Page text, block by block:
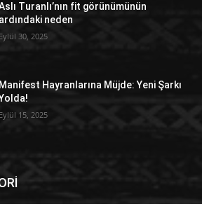
Turanlı’nın fit görünümünün
ardındaki neden
Eylül 30, 2025
Manifest Hayranlarına Müjde: Yeni Şarkı
Eylül 15, 2025